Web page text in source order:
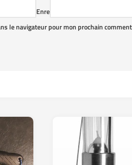
Enre
le navigateur pour mon prochain